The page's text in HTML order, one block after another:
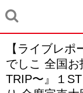
【ライブレ
でしこ 全国
TRIP〜』１